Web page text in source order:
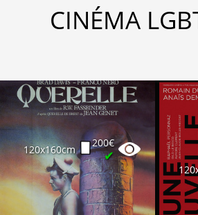
CINÉMA
120x160cm
200€
✔